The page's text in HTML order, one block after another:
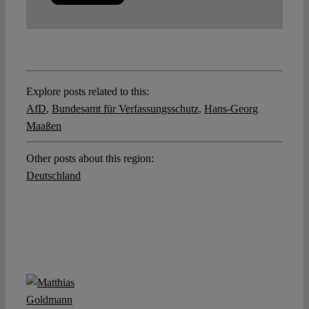
Explore posts related to this:
AfD, Bundesamt für Verfassungsschutz, Hans-Georg
Maaßen
Other posts about this region:
Deutschland